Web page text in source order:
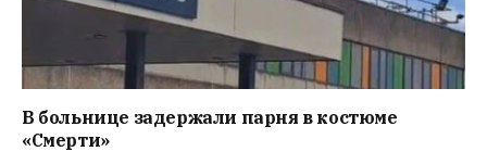
В больнице задержали парня в костюме
«Смерти»